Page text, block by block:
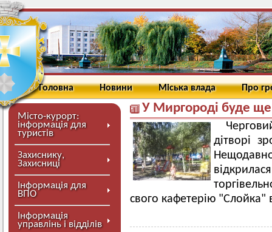
Головна Новини Міська влада Про
Місто-курорт:
інформація для
туристів
Захиснику,
Захисниці
Інформація для
ВПО
Інформація
управлінь і відділів
У Миргороді буде
дітворі
свого кафетерію "Слойка"